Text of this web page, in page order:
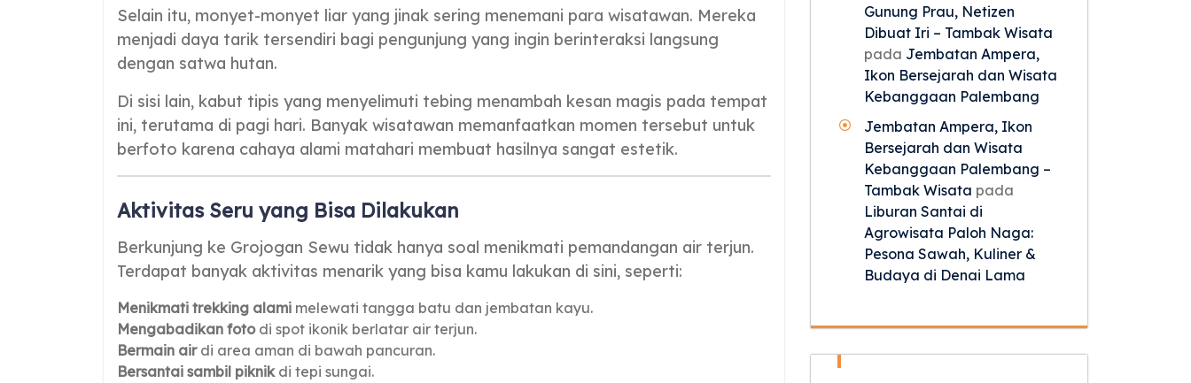
Selain itu, monyet-monyet liar yang jinak sering menemani para wisatawan. Mereka
menjadi daya tarik tersendiri bagi pengunjung yang ingin berinteraksi langsung
dengan satwa hutan.
Di sisi lain, kabut tipis yang menyelimuti tebing menambah kesan magis pada tempat
ini, terutama di pagi hari. Banyak wisatawan memanfaatkan momen tersebut untuk
berfoto karena cahaya alami matahari membuat hasilnya sangat estetik.
Aktivitas Seru yang Bisa Dilakukan
Berkunjung ke Grojogan Sewu tidak hanya soal menikmati pemandangan air terjun.
Terdapat banyak aktivitas menarik yang bisa kamu lakukan di sini, seperti:
Menikmati trekking alami melewati tangga batu dan jembatan kayu.
Mengabadikan fotodi spot ikonik berlatar air terjun.
Bermain airdi area aman di bawah pancuran.
Bersantai sambil piknikdi tepi sungai.
Gunung Prau, Netizen
Dibuat Iri – Tambak Wisata
pada Jembatan Ampera,
Ikon Bersejarah dan Wisata
Kebanggaan Palembang
Jembatan Ampera, Ikon
Bersejarah dan Wisata
Kebanggaan Palembang –
Tambak Wisata pada
Liburan Santai di
Agrowisata Paloh Naga:
Pesona Sawah, Kuliner &
Budaya di Denai Lama